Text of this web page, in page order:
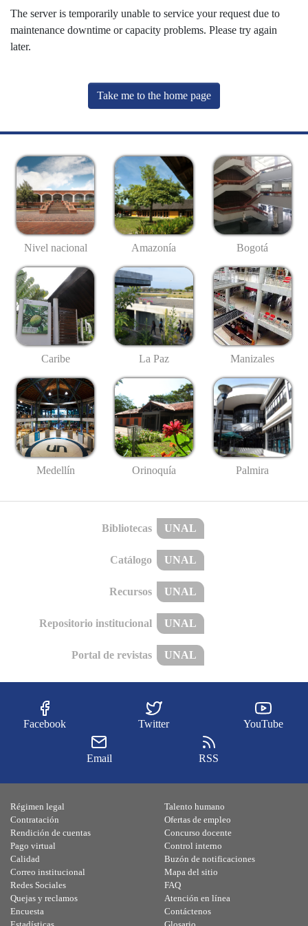
The server is temporarily unable to service your request due to
maintenance downtime or capacity problems. Please try again
later.
Take me to the home page
Nivel nacional Amazonía Bogotá
Caribe La Paz Manizales
Medellín Orinoquía Palmira
Bibliotecas UNAL
Catálogo UNAL
Recursos UNAL
Repositorio institucional UNAL
Portal de revistas UNAL
Facebook Twitter YouTube
Email RSS
Régimen legal
Contratación
Rendición de cuentas
Pago virtual
Calidad
Talento humano
Ofertas de empleo
Concurso docente
Control interno
Buzón de notificaciones
Correo institucional
Redes Sociales
Quejas y reclamos
Encuesta
Mapa del sitio
FAQ
Atención en línea
Contáctenos